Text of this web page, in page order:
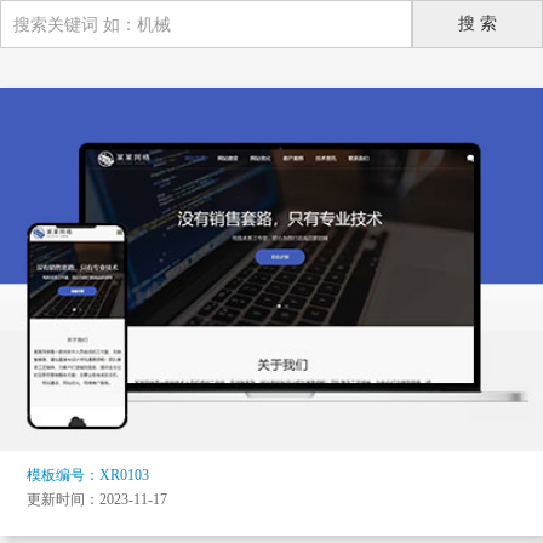
模板编号：XR0103
更新时间：2023-11-17